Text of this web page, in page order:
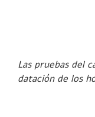
Las pruebas del
datación de los